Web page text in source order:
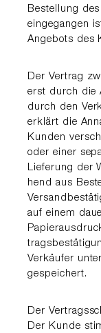
Bestel­lung
eingegangen
Ange­bots des
Der Vertrag
erst durch die
durch den
erklärt die
Kunden
oder einer
Lieferung der
hend aus
auf einem
Verkäufer
gespeichert.
Der
Der Kunde